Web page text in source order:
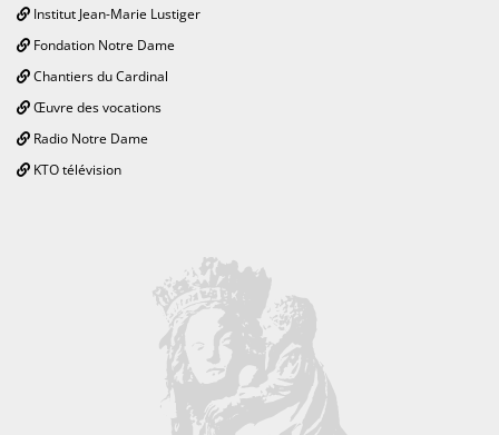
Institut Jean-Marie Lustiger
Fondation Notre Dame
Chantiers du Cardinal
Œuvre des vocations
Radio Notre Dame
KTO télévision